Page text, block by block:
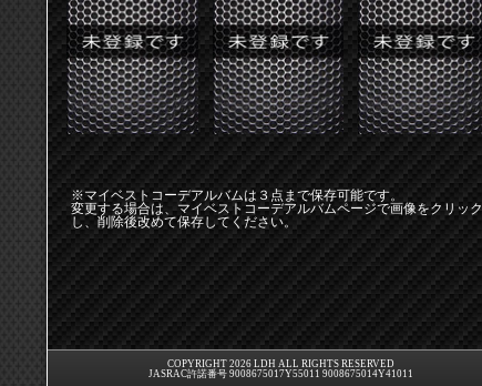
※マイベストコーデアルバムは３点まで保存可能です。
変更する場合は、マイベストコーデアルバムページで画像をクリック
し、削除後改めて保存してください。
COPYRIGHT 2026 LDH ALL RIGHTS RESERVED
JASRAC許諾番号 9008675017Y55011 9008675014Y41011